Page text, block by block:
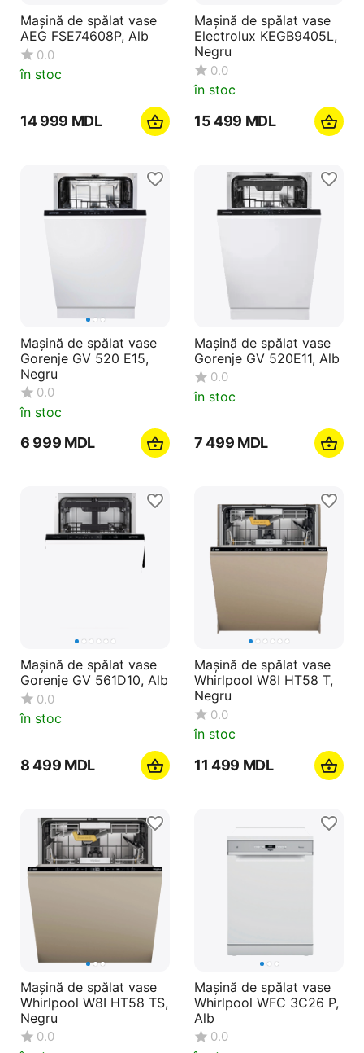
Mașină de spălat vase
AEG FSE74608P, Alb
0.0
în stoc
14 999 MDL
Mașină de spălat vase
Electrolux KEGB9405L,
Negru
0.0
în stoc
15 499 MDL
Mașină de spălat vase
Gorenje GV 520 E15,
Negru
0.0
în stoc
6 999 MDL
Mașină de spălat vase
Gorenje GV 520E11, Alb
0.0
în stoc
7 499 MDL
Mașină de spălat vase
Gorenje GV 561D10, Alb
0.0
în stoc
8 499 MDL
Mașină de spălat vase
Whirlpool W8I HT58 T,
Negru
0.0
în stoc
11 499 MDL
Mașină de spălat vase
Whirlpool W8I HT58 TS,
Negru
0.0
Mașină de spălat vase
Whirlpool WFC 3C26 P,
Alb
0.0